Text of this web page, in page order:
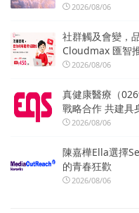
2026/08/06
社群觸及會變，
Cloudmax 匯智
2026/08/06
真健康醫療（
戰略合作 共建具
2026/08/06
陳嘉樺Ella選擇
的青春狂歡
2026/08/06